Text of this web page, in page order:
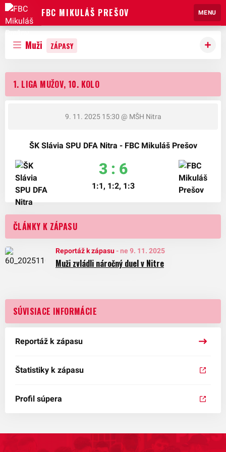
FBC MIKULÁŠ PREŠOV MENU
Muži ZÁPASY
1. LIGA MUŽOV, 10. KOLO
9. 11. 2025 15:30 @ MŠH Nitra
ŠK Slávia SPU DFA Nitra - FBC Mikuláš Prešov
3 : 6
1:1, 1:2, 1:3
ČLÁNKY K ZÁPASU
Reportáž k zápasu-ne 9. 11. 2025
Muži zvládli náročný duel v Nitre
SÚVISIACE INFORMÁCIE
Reportáž k zápasu
Štatistiky k zápasu
Profil súpera